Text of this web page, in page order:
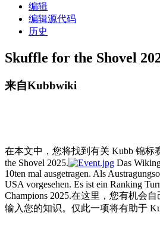
编辑
编辑源代码
历史
Skuffle for the Shovel
来自Kubbwiki
在本文中，您将找到有关 Kubb 锦标
the Shovel 2025.
Das
10ten mal ausgetragen. Als
USA vorgesehen. Es ist ein Ranking
Champions 2025.在这里，您有机会
输入您的知识。仅此一项将有助于